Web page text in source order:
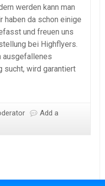
werden kann man
haben da schon einige
und freuen uns
bei Highflyers.
ausgefallenes
sucht, wird garantiert
Add a